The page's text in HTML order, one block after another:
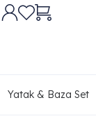
Yatak & Baza Set